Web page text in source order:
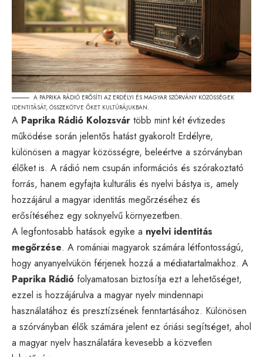
A PAPRIKA RÁDIÓ ERŐSÍTI AZ ERDÉLYI ÉS MAGYAR SZÓRVÁNY KÖZÖSSÉGEK
IDENTITÁSÁT, ÖSSZEKÖTVE ŐKET KULTÚRÁJUKBAN.
A Paprika Rádió Kolozsvár több mint két évtizedes
működése során jelentős hatást gyakorolt Erdélyre,
különösen a magyar közösségre, beleértve a szórványban
élőket is. A rádió nem csupán információs és szórakoztató
forrás, hanem egyfajta kulturális és nyelvi bástya is, amely
hozzájárul a magyar identitás megőrzéséhez és
erősítéséhez egy soknyelvű környezetben.
A legfontosabb hatások egyike a nyelvi identitás
megőrzése. A romániai magyarok számára létfontosságú,
hogy anyanyelvükön férjenek hozzá a médiatartalmakhoz. A
Paprika Rádió folyamatosan biztosítja ezt a lehetőséget,
ezzel is hozzájárulva a magyar nyelv mindennapi
használatához és presztízsének fenntartásához. Különösen
a szórványban élők számára jelent ez óriási segítséget, ahol
a magyar nyelv használatára kevesebb a közvetlen